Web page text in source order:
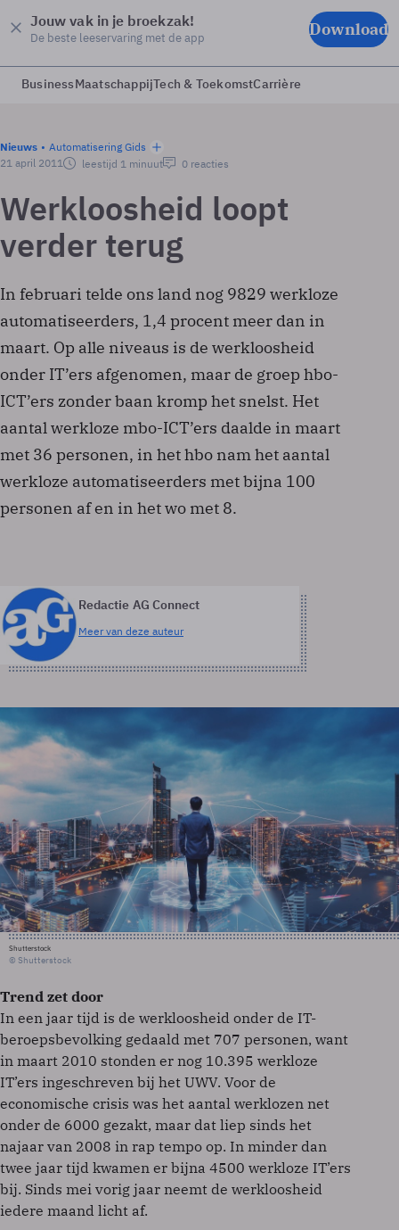
Jouw vak in je broekzak!
De beste leeservaring met de app Download
BusinessMaatschappijTech & ToekomstCarrière
Nieuws
Automatisering Gids
21 april 2011
leestijd 1 minuut 0 reacties
Werkloosheid loopt
verder terug
In februari telde ons land nog 9829 werkloze
automatiseerders, 1,4 procent meer dan in
maart. Op alle niveaus is de werkloosheid
onder IT’ers afgenomen, maar de groep hbo-
ICT’ers zonder baan kromp het snelst. Het
aantal werkloze mbo-ICT’ers daalde in maart
met 36 personen, in het hbo nam het aantal
werkloze automatiseerders met bijna 100
personen af en in het wo met 8.
Redactie AG Connect
Meer van deze auteur
Shutterstock
© Shutterstock
Trend zet door
In een jaar tijd is de werkloosheid onder de IT-
beroepsbevolking gedaald met 707 personen, want
in maart 2010 stonden er nog 10.395 werkloze
IT’ers ingeschreven bij het UWV. Voor de
economische crisis was het aantal werklozen net
onder de 6000 gezakt, maar dat liep sinds het
najaar van 2008 in rap tempo op. In minder dan
twee jaar tijd kwamen er bijna 4500 werkloze IT’ers
bij. Sinds mei vorig jaar neemt de werkloosheid
iedere maand licht af.